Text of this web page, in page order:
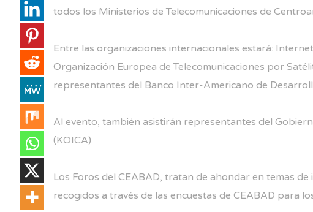
todos los Ministerios de Telecomunicaciones de
Entre las organizaciones internacionales estará:
Organización Europea de Telecomunicaciones por
representantes del Banco Inter-Americano de
Al evento, también asistirán representantes del
(KOICA).
Los Foros del CEABAD, tratan de ahondar en temas
recogidos a través de las encuestas de CEABAD para